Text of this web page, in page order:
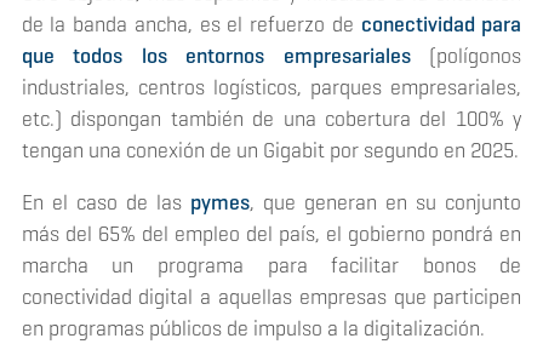
de la banda ancha, es el refuerzo de conectividad para
que todos los entornos empresariales(polígonos
industriales, centros logísticos, parques empresariales,
etc.) dispongan también de una cobertura del 100% y
tengan una conexión de un Gigabit por segundo en 2025.
En el caso de las pymes, que generan en su conjunto
más del 65% del empleo del país, el gobierno pondrá en
marcha un programa para facilitar bonos de
conectividad digital a aquellas empresas que participen
en programas públicos de impulso a la digitalización.